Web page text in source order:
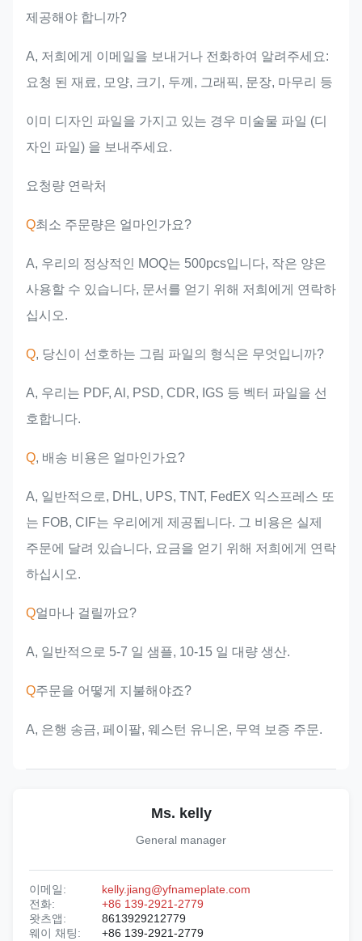
제공해야 합니까?
A, 저희에게 이메일을 보내거나 전화하여 알려주세요:
요청 된 재료, 모양, 크기, 두께, 그래픽, 문장, 마무리 등
이미 디자인 파일을 가지고 있는 경우 미술물 파일 (디
자인 파일) 을 보내주세요.
요청량 연락처
Q최소 주문량은 얼마인가요?
A, 우리의 정상적인 MOQ는 500pcs입니다, 작은 양은
사용할 수 있습니다, 문서를 얻기 위해 저희에게 연락하
십시오.
Q, 당신이 선호하는 그림 파일의 형식은 무엇입니까?
A, 우리는 PDF, Al, PSD, CDR, IGS 등 벡터 파일을 선
호합니다.
Q, 배송 비용은 얼마인가요?
A, 일반적으로, DHL, UPS, TNT, FedEX 익스프레스 또
는 FOB, CIF는 우리에게 제공됩니다. 그 비용은 실제
주문에 달려 있습니다, 요금을 얻기 위해 저희에게 연락
하십시오.
Q얼마나 걸릴까요?
A, 일반적으로 5-7 일 샘플, 10-15 일 대량 생산.
Q주문을 어떻게 지불해야죠?
A, 은행 송금, 페이팔, 웨스턴 유니온, 무역 보증 주문.
Ms. kelly
General manager
이메일:
kelly.jiang@yfnameplate.com
전화:
+86 139-2921-2779
왓츠앱:
8613929212779
웨이 채팅:
+86 139-2921-2779